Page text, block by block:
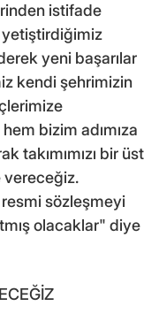
istifade
yeni başarılar
kendi şehrimizin
bizim adımıza
takımımızı bir üst
vereceğiz.
sözleşmeyi
olacaklar" diye